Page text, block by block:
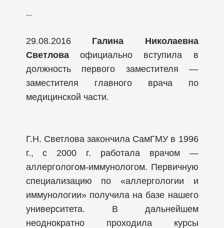
---
29.08.2016 Галина Николаевна
Светловаофициально вступила в
должность первого заместителя —
заместителя главного врача по
медицинской части.
Г.Н. Светлова закончила СамГМУ в 1996
г., с 2000 г. работала врачом —
аллергологом-иммунологом. Первичную
специализацию по «аллергологии и
иммунологии» получила на базе нашего
университета. В дальнейшем
неоднократно проходила курсы